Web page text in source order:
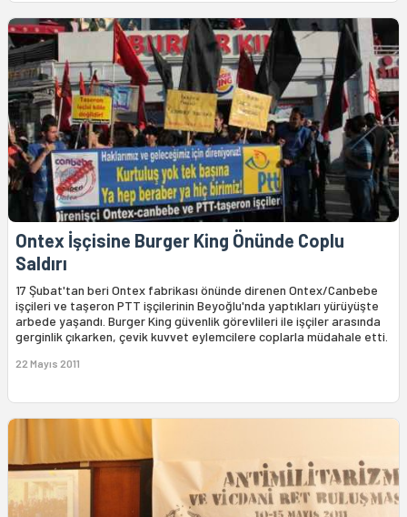
Ontex İşçisine Burger King Önünde Coplu
Saldırı
17 Şubat'tan beri Ontex fabrikası önünde direnen Ontex/Canbebe
işçileri ve taşeron PTT işçilerinin Beyoğlu'nda yaptıkları yürüyüşte
arbede yaşandı. Burger King güvenlik görevlileri ile işçiler arasında
gerginlik çıkarken, çevik kuvvet eylemcilere coplarla müdahale etti.
22 Mayıs 2011